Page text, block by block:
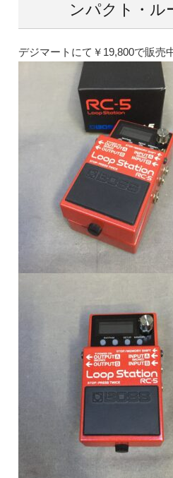
ンパクト・ル
デジマートにて￥19,800で販売